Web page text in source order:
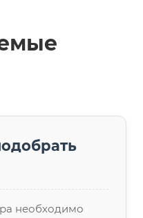
необходимо